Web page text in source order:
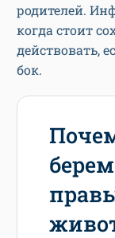
родителей.
когда стоит
действовать,
бок.